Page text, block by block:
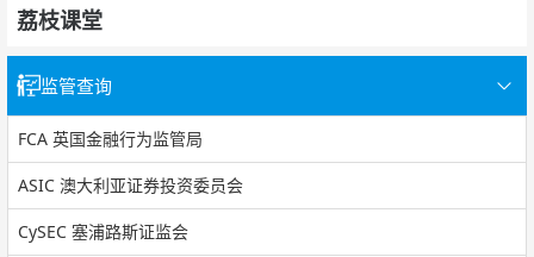
荔枝课堂
监管查询
FCA 英国金融行为监管局
ASIC 澳大利亚证券投资委员会
CySEC 塞浦路斯证监会